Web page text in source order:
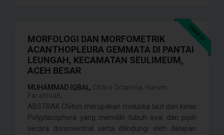
SKRIPSI
MORFOLOGI DAN MORFOMETRIK
ACANTHOPLEURA GEMMATA DI PANTAI
LEUNGAH, KECAMATAN SEULIMEUM,
ACEH BESAR
MUHAMMAD IQBAL,
ABSTRAK Chiton merupakan moluska laut dari kelas
Polyplacophora yang memiliki tubuh oval dan pipih
secara dorsoventral serta dilindungi oleh delapan